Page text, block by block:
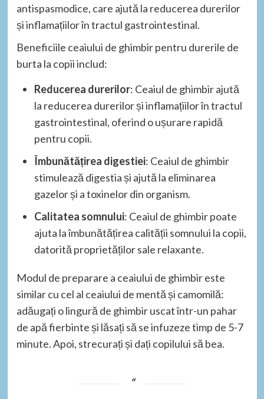
antispasmodice, care ajută la reducerea durerilor
și inflamațiilor în tractul gastrointestinal.
Beneficiile ceaiului de ghimbir pentru durerile de
burta la copii includ:
Reducerea durerilor: Ceaiul de ghimbir ajută
la reducerea durerilor și inflamațiilor în tractul
gastrointestinal, oferind o ușurare rapidă
pentru copii.
Îmbunătățirea digestiei: Ceaiul de ghimbir
stimulează digestia și ajută la eliminarea
gazelor și a toxinelor din organism.
Calitatea somnului: Ceaiul de ghimbir poate
ajuta la îmbunătățirea calității somnului la copii,
datorită proprietăților sale relaxante.
Modul de preparare a ceaiului de ghimbir este
similar cu cel al ceaiului de mentă și camomilă:
adăugați o lingură de ghimbir uscat într-un pahar
de apă fierbinte și lăsați să se infuzeze timp de 5-7
minute. Apoi, strecurați și dați copilului să bea.